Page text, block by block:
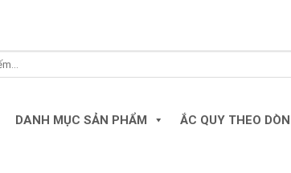
DANH MỤC SẢN PHẨM ẮC QUY THEO